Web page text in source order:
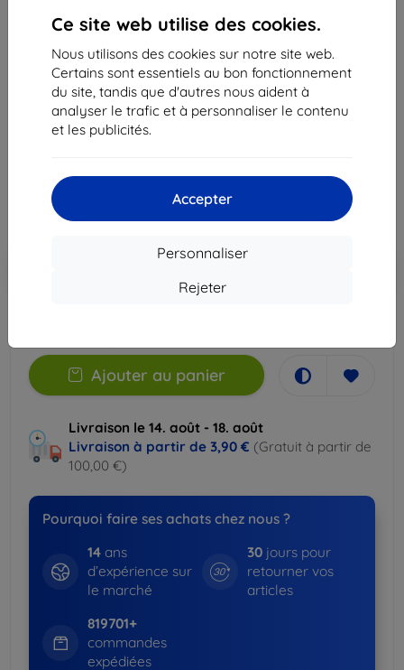
Ce site web utilise des cookies.
Nous utilisons des cookies sur notre site web.
Certains sont essentiels au bon fonctionnement
du site, tandis que d'autres nous aident à
analyser le trafic et à personnaliser le contenu
et les publicités.
Accepter
Personnaliser
Rejeter
Support Sonoff NSPanel, noir (6920075778151)
Support noir pour panneau intelligent, base de bureau
stable compatible NSPanel/NSPanel Pro. Installation facile
et contrôle pratique des appareils
Description et caractéristiques
13,20 €
11,00 €
Réduction avec coupon
Ajouter au panier
Livraison le 14. août - 18. août
Livraison à partir de 3,90 € (Gratuit à partir de
100,00 €)
Pourquoi faire ses achats chez nous ?
14ans
d’expérience sur
le marché
30 jours pour
retourner vos
articles
819701+
commandes
expédiées